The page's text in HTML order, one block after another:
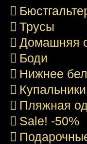
Трусы
Домашняя
Боди
Нижнее
Купальники
Пляжная
Sale! -50%